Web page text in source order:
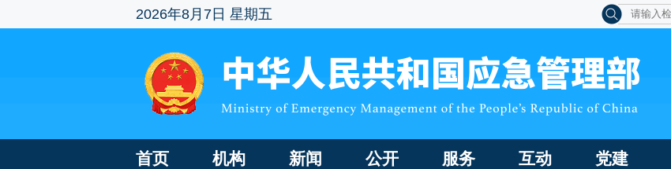
2026年8月7日 星期五
首页 机构 新闻 公开 服务 互动 党建